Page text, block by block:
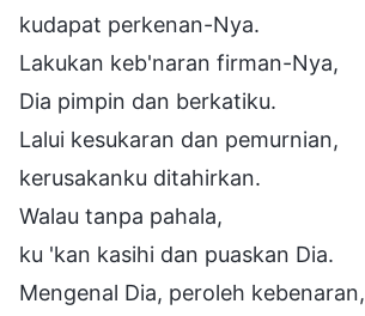
kudapat perkenan-Nya.
Lakukan keb'naran firman-Nya,
Dia pimpin dan berkatiku.
Lalui kesukaran dan pemurnian,
kerusakanku ditahirkan.
Walau tanpa pahala,
ku 'kan kasihi dan puaskan Dia.
Mengenal Dia, peroleh kebenaran,